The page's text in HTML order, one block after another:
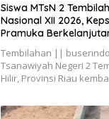
Siswa MTsN 2
Nasional XII 2026,
Pramuka
Tembilahan ||
Tsanawiyah Negeri 2
Hilir, Provinsi Riau